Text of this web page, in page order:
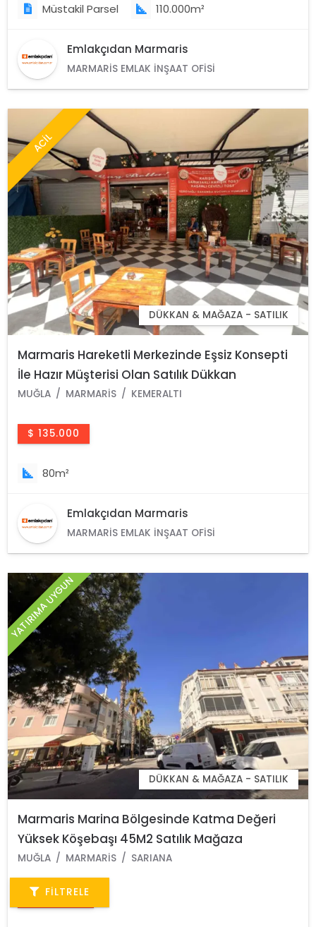
FILTRELE
Müstakil Parsel 110.000m²
Emlakçıdan Marmaris
MARMARIS EMLAK İNŞAAT OFISI
ACİL
DÜKKAN & MAĞAZA - SATILIK
Marmaris Hareketli Merkezinde Eşsiz Konsepti
İle Hazır Müşterisi Olan Satılık Dükkan
MUĞLA MARMARIS KEMERALTI
$ 135.000
80m²
Emlakçıdan Marmaris
MARMARIS EMLAK İNŞAAT OFISI
YATIRIMA UYGUN
DÜKKAN & MAĞAZA - SATILIK
Marmaris Marina Bölgesinde Katma Değeri
Yüksek Köşebaşı 45M2 Satılık Mağaza
MUĞLA MARMARIS SARIANA
$ 400.000